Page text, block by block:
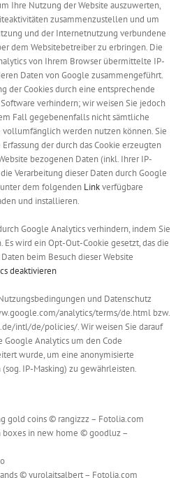
Ihre Nutzung der Website auszuwerten,
zusammenzustellen und um
und der Internetnutzung verbundene
dem Websitebetreiber zu erbringen. Die
von Ihrem Browser übermittelte IP-
Daten von Google zusammengeführt.
der Cookies durch eine entsprechende
verhindern; wir weisen Sie jedoch
Fall gegebenenfalls nicht sämtliche
vollumfänglich werden nutzen können. Sie
der durch das Cookie erzeugten
bezogenen Daten (inkl. Ihrer IP-
Verarbeitung dieser Daten durch Google
dem folgenden Linkverfügbare
und installieren.
Google Analytics verhindern, indem Sie
wird ein Opt-Out-Cookie gesetzt, das die
beim Besuch dieser Website
deaktivieren
und Datenschutz
analytics/terms/de.html bzw.
intl/de/policies/. Wir weisen Sie darauf
Google Analytics um den Code
wurde, um eine anonymisierte
IP-Masking) zu gewährleisten.
gold coins © rangizzz – Fotolia.com
in new home © goodluz –
© yurolaitsalbert – Fotolia.com